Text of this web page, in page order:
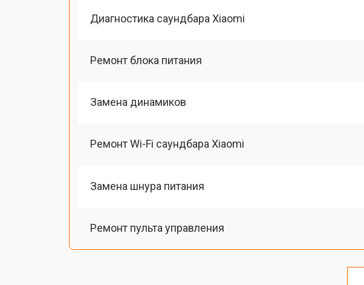
Диагностика саундбара Xiaomi
Ремонт блока питания
Замена динамиков
Ремонт Wi-Fi саундбара Xiaomi
Замена шнура питания
Ремонт пульта управления